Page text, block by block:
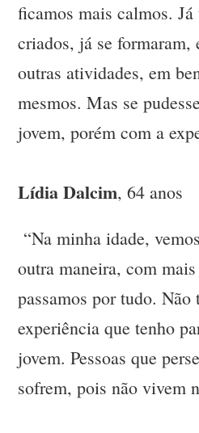
ficamos mais calmos.
criados, já se formaram,
outras atividades, em
mesmos. Mas se
jovem, porém com a
Lídia Dalcim, 64 anos
“Na minha idade,
outra maneira, com
passamos por tudo. Não
experiência que tenho
jovem. Pessoas que
sofrem, pois não vivem